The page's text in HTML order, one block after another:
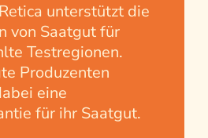
unterstützt die
von Saatgut für
Testregionen.
Produzenten
eine
für ihr Saatgut.